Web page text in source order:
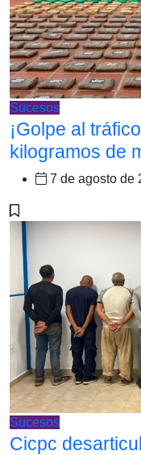
Sucesos
¡Golpe al
kilogramos de
7 de agosto de
Sucesos
Cicpc